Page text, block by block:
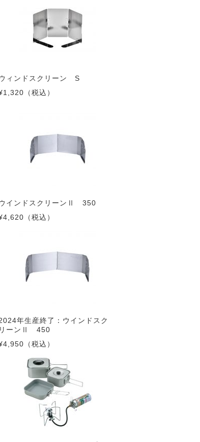
ィンドスクリーン S
（税込）
インドスクリーンⅡ 350
（税込）
年生産終了：ウインドスク
リーンⅡ 450
（税込）